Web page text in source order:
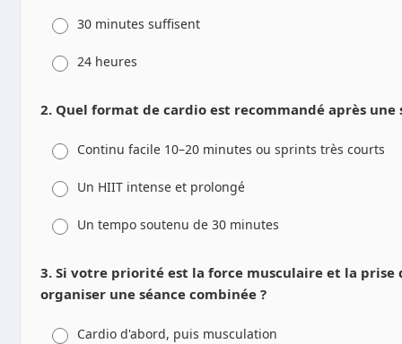
30 minutes suffisent
24 heures
2. Quel format de cardio est recommandé après
Continu facile 10–20 minutes ou sprints très courts
Un HIIT intense et prolongé
Un tempo soutenu de 30 minutes
3. Si votre priorité est la force musculaire et la prise
organiser une séance combinée ?
Cardio d'abord, puis musculation